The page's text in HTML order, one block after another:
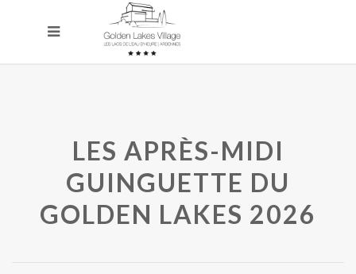
LES APRÈS-MIDI
GUINGUETTE DU
GOLDEN LAKES 2026